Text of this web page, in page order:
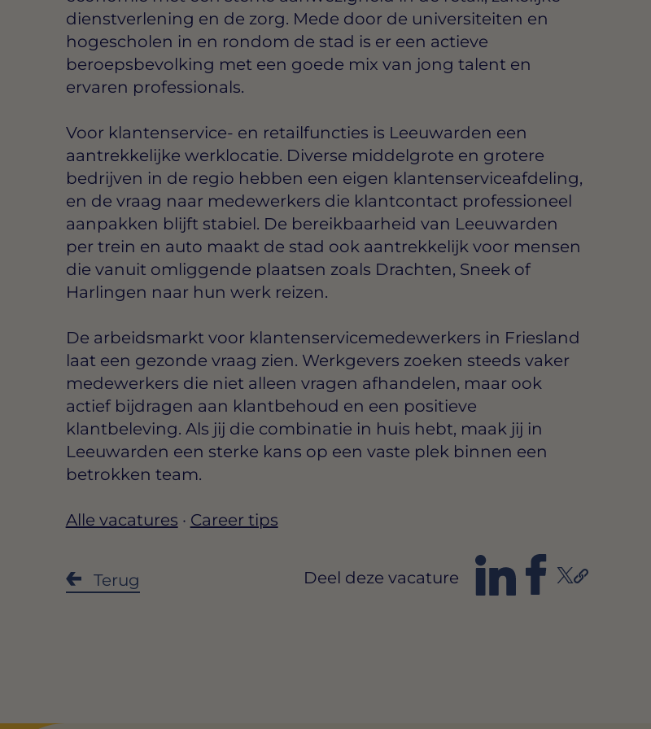
dienstverlening en de zorg. Mede door de universiteiten en
hogescholen in en rondom de stad is er een actieve
beroepsbevolking met een goede mix van jong talent en
ervaren professionals.
Voor klantenservice- en retailfuncties is Leeuwarden een
aantrekkelijke werklocatie. Diverse middelgrote en grotere
bedrijven in de regio hebben een eigen klantenserviceafdeling,
en de vraag naar medewerkers die klantcontact professioneel
aanpakken blijft stabiel. De bereikbaarheid van Leeuwarden
per trein en auto maakt de stad ook aantrekkelijk voor mensen
die vanuit omliggende plaatsen zoals Drachten, Sneek of
Harlingen naar hun werk reizen.
De arbeidsmarkt voor klantenservicemedewerkers in Friesland
laat een gezonde vraag zien. Werkgevers zoeken steeds vaker
medewerkers die niet alleen vragen afhandelen, maar ook
actief bijdragen aan klantbehoud en een positieve
klantbeleving. Als jij die combinatie in huis hebt, maak jij in
Leeuwarden een sterke kans op een vaste plek binnen een
betrokken team.
Alle vacatures · Career tips
Terug Deel deze vacature